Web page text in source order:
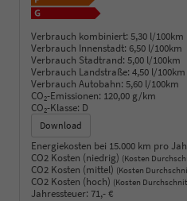
Verbrauch kombiniert: 5,30 l/100km
Verbrauch Innenstadt: 6,50 l/100km
Verbrauch Stadtrand: 5,00 l/100km
Verbrauch Landstraße: 4,50 l/100km
Verbrauch Autobahn: 5,60 l/100km
CO2-Emissionen: 120,00 g/km
CO2-Klasse: D
Download
Energiekosten bei 15.000 km pro
CO2 Kosten (niedrig) (Kosten
CO2 Kosten (mittel) (Kosten
CO2 Kosten (hoch) (Kosten
Jahressteuer: 71,- €